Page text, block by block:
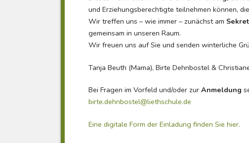
und Erziehungsberechtigte teilnehmen können,
Wir treffen uns – wie immer – zunächst am
gemeinsam in unseren Raum.
Wir freuen uns auf Sie und senden winterliche
Tanja Beuth (Mama), Birte Dehnbostel &
Bei Fragen im Vorfeld und/oder zur Anmeldung
birte.dehnbostel@liethschule.de
Eine digitale Form der Einladung finden Sie hier.